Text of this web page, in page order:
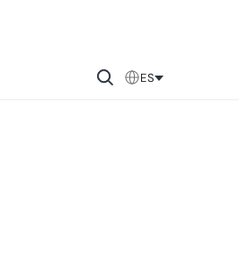
ES